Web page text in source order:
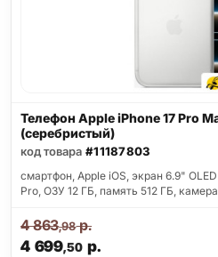
Телефон Apple iPhone 17 Pro
(серебристый)
код товара #11187803
смартфон, Apple iOS, экран 6.9"
Pro, ОЗУ 12 ГБ, память 512 ГБ,
4 699,50 р.
4 863,98р.